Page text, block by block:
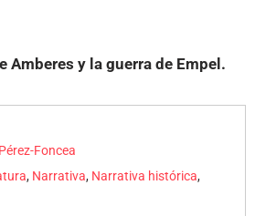
Amberes y la guerra de Empel.
Foncea
, Narrativa, Narrativa histórica,